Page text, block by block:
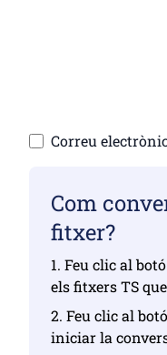
Correu
Com
fitxer?
1. Feu clic al
els fitxers TS
2. Feu clic al
iniciar la